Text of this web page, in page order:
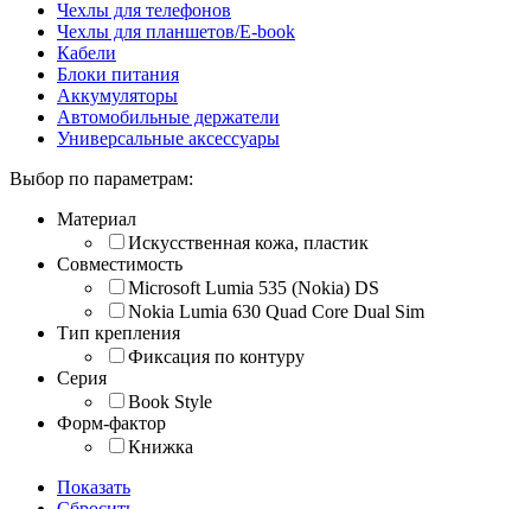
Чехлы для телефонов
Чехлы для планшетов/E-book
Кабели
Блоки питания
Аккумуляторы
Автомобильные держатели
Универсальные аксессуары
Выбор по параметрам:
Материал
Искусственная кожа, пластик
Совместимость
Microsoft Lumia 535 (Nokia) DS
Nokia Lumia 630 Quad Core Dual Sim
Тип крепления
Фиксация по контуру
Серия
Book Style
Форм-фактор
Книжка
Показать